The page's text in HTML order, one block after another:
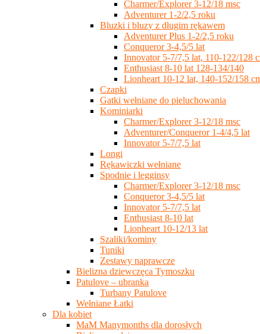
Charmer/Explorer 3-12/18 msc
Adventurer 1-2/2,5 roku
Bluzki i bluzy z długim rękawem
Adventurer Plus 1-2/2,5 roku
Conqueror 3-4,5/5 lat
Innovator 5-7/7,5 lat, 110-122/128
Enthusiast 8-10 lat 128-134/140
Lionheart 10-12 lat, 140-152/158
Czapki
Gatki wełniane do pieluchowania
Kominiarki
Charmer/Explorer 3-12/18 msc
Adventurer/Conqueror 1-4/4,5 lat
Innovator 5-7/7,5 lat
Longi
Rękawiczki wełniane
Spodnie i legginsy
Charmer/Explorer 3-12/18 msc
Conqueror 3-4,5/5 lat
Innovator 5-7/7,5 lat
Enthusiast 8-10 lat
Lionheart 10-12/13 lat
Szaliki/kominy
Tuniki
Zestawy naprawcze
Bielizna dziewczęca Tymoszku
Patulove – ubranka
Turbany Patulove
Wełniane Łatki
Dla kobiet
MaM Manymonths dla dorosłych